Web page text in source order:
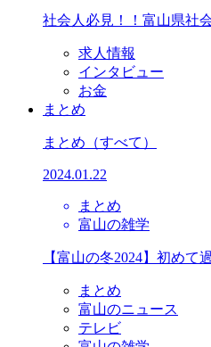
社会人必見！！富山県社
求人情報
インタビュー
お金
まとめ
まとめ （すべて）
2024.01.22
まとめ
富山の雑学
【富山の冬2024】初め
まとめ
富山のニュース
テレビ